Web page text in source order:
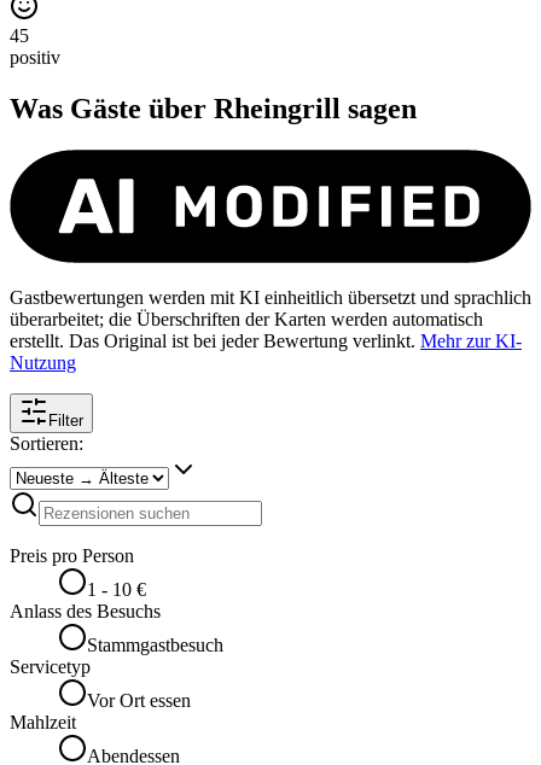
45
positiv
Was Gäste über Rheingrill sagen
Gastbewertungen werden mit KI einheitlich übersetzt und sprachlich
überarbeitet; die Überschriften der Karten werden automatisch
erstellt. Das Original ist bei jeder Bewertung verlinkt. Mehr zur KI-
Nutzung
Filter
Sortieren:
Preis pro Person
1 - 10 €
Anlass des Besuchs
Stammgastbesuch
Servicetyp
Vor Ort essen
Mahlzeit
Abendessen